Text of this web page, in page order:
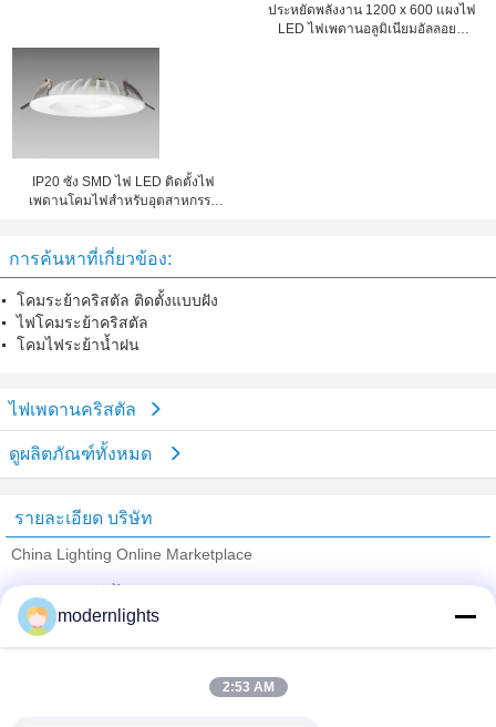
ประหยัดพลังงาน 1200 x 600 แผงไฟ
LED ไฟเพดานอลูมิเนียมอัลลอยด์
IP20 ซัง SMD ไฟ LED ติดตั้งไฟ
เพดานโคมไฟสำหรับอุตสาหกรรม
การค้นหาที่เกี่ยวข้อง:
โคมระย้าคริสตัล ติดตั้งแบบฝัง
ไฟโคมระย้าคริสตัล
โคมไฟระย้าน้ำฝน
ไฟเพดานคริสตัล
ดูผลิตภัณฑ์ทั้งหมด
รายละเอียด บริษัท
China Lighting Online Marketplace
Trust Seal
Verified Suplier
modernlights
2:53 AM